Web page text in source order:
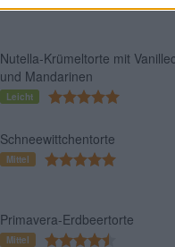
Nutella-Krümeltorte mit
und Mandarinen
Leicht
Schneewittchentorte
Mittel
Primavera-Erdbeertorte
Mittel